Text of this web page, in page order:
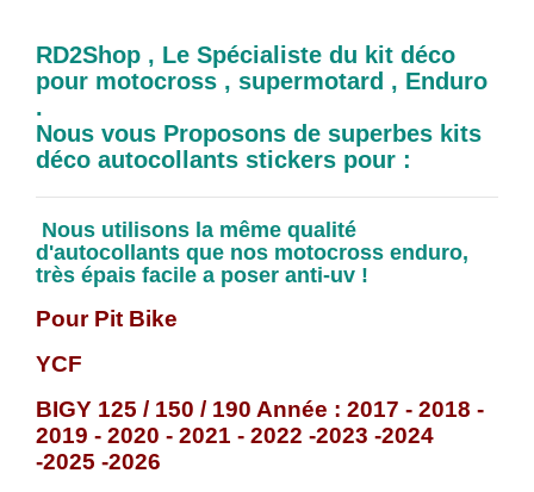
RD2Shop , Le Spécialiste du kit déco
pour motocross , supermotard , Enduro
.
Nous vous Proposons de superbes kits
déco autocollants stickers pour :
Nous utilisons la même qualité
d'autocollants que nos motocross enduro,
très épais facile a poser anti-uv !
Pour Pit Bike
YCF
BIGY 125 / 150 / 190 Année : 2017 - 2018 -
2019 - 2020 - 2021 - 2022 -2023 -2024
-2025 -2026